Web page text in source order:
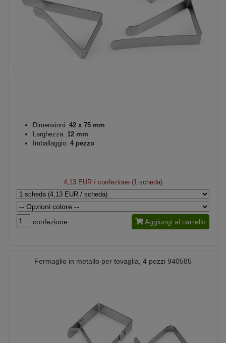
Dimensioni: 42 x 75 mm
Larghezza: 12 mm
Imballaggio: 4 pezzo
4,13 EUR / confezione (1 scheda)
confezione Aggiungi al carrello
Fermaglio in metallo per tovaglia, 4 pezzi 940585